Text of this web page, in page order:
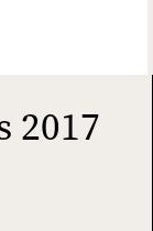
2017